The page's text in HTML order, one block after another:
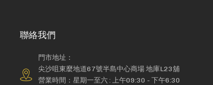
聯絡我們
門市地址：
尖沙咀東麼地道67號半島中心商場 地庫L23舖
營業時間：星期一至六 : 上午09:30 - 下午6:30